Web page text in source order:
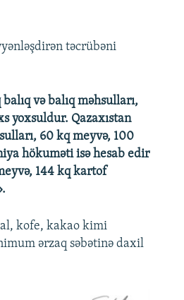
təcrübəni
və balıq məhsulları,
yoxsuldur. Qazaxıstan
60 kq meyvə, 100
hökuməti isə hesab edir
144 kq kartof
kofe, kakao kimi
ərzaq səbətinə daxil